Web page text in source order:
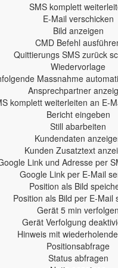
SMS komplett
E-Mail verschicken
Bild anzeigen
CMD Befehl
Quittierungs SMS zurück
Wiedervorlage
Massnahme
Ansprechpartner
komplett weiterleiten an E-
Bericht eingeben
Still abarbeiten
Kundendaten
Kunden Zusatztext
Link und Adresse per
Google Link per E-Mail
Position als Bild
Position als Bild per E-Mail
Gerät 5 min verfolgen
Gerät Verfolgung
Hinweis mit
Positionsabfrage
Status abfragen